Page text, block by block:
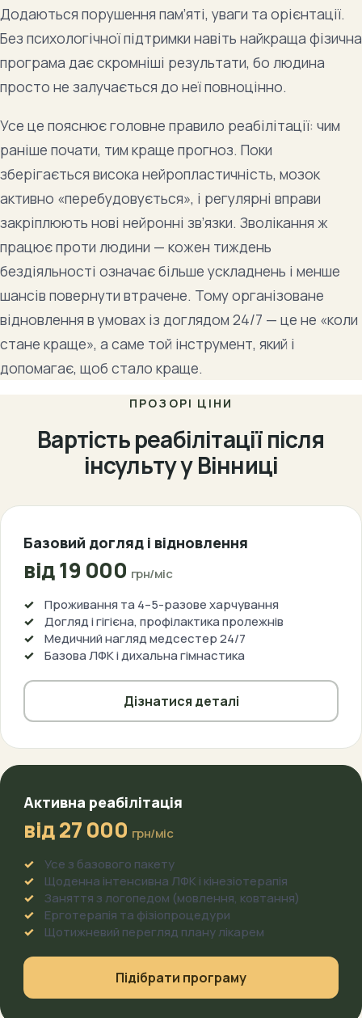
Додаються порушення пам’яті, уваги та орієнтації.
Без психологічної підтримки навіть найкраща фізична
програма дає скромніші результати, бо людина
просто не залучається до неї повноцінно.
Усе це пояснює головне правило реабілітації: чим
раніше почати, тим краще прогноз. Поки
зберігається висока нейропластичність, мозок
активно «перебудовується», і регулярні вправи
закріплюють нові нейронні зв’язки. Зволікання ж
працює проти людини — кожен тиждень
бездіяльності означає більше ускладнень і менше
шансів повернути втрачене. Тому організоване
відновлення в умовах із доглядом 24/7 — це не «коли
стане краще», а саме той інструмент, який і
допомагає, щоб стало краще.
ПРОЗОРІ ЦІНИ
Вартість реабілітації після
інсульту у Вінниці
Базовий догляд і відновлення
від 19 000 грн/міс
Проживання та 4–5-разове харчування
Догляд і гігієна, профілактика пролежнів
Медичний нагляд медсестер 24/7
Базова ЛФК і дихальна гімнастика
Дізнатися деталі
Активна реабілітація
від 27 000 грн/міс
Усе з базового пакету
Щоденна інтенсивна ЛФК і кінезіотерапія
Заняття з логопедом (мовлення, ковтання)
Ерготерапія та фізіопроцедури
Щотижневий перегляд плану лікарем
Підібрати програму